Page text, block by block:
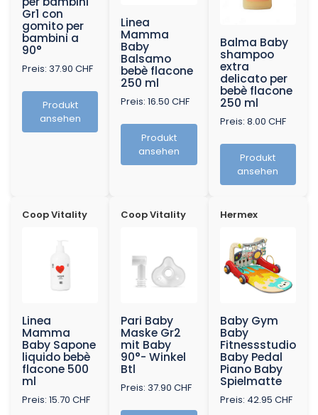
Gr1 con
gomito per
bambini a
90°
Preis: 37.90 CHF
Produkt
ansehen
Linea
Mamma
Baby
Balsamo
bebè flacone
250 ml
Preis: 16.50 CHF
Produkt
ansehen
Balma Baby
shampoo
extra
delicato per
bebè flacone
250 ml
Preis: 8.00 CHF
Produkt
ansehen
Coop Vitality
Linea
Mamma
Baby Sapone
liquido bebè
flacone 500
ml
Preis: 15.70 CHF
Coop Vitality
Pari Baby
Maske Gr2
mit Baby
90°- Winkel
Btl
Preis: 37.90 CHF
Hermex
Baby Gym
Baby
Fitnessstudio
Baby Pedal
Piano Baby
Spielmatte
Preis: 42.95 CHF